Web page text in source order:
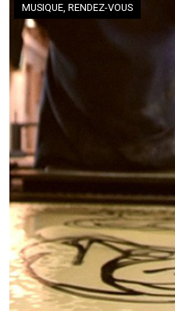
MUSIQUE, RENDEZ-VOUS